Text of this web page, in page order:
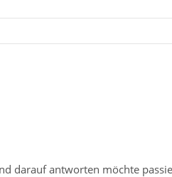
darauf antworten möchte